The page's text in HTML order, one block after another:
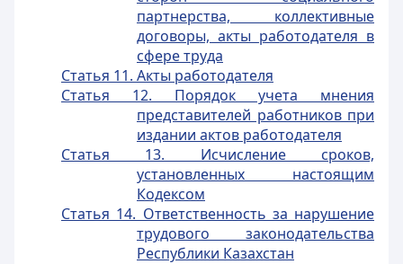
партнерства, коллективные
договоры, акты работодателя в
сфере труда
Статья 11. Акты работодателя
Статья 12. Порядок учета мнения
представителей работников при
издании актов работодателя
Статья 13. Исчисление сроков,
установленных настоящим
Кодексом
Статья 14. Ответственность за нарушение
трудового законодательства
Республики Казахстан